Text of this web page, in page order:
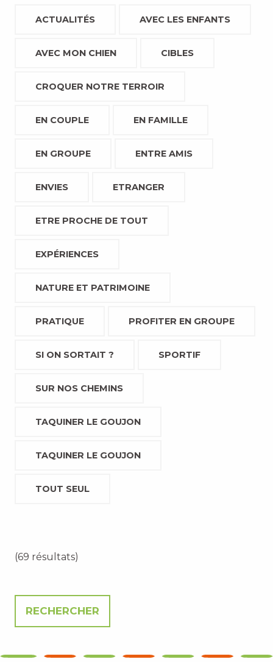
ACTUALITÉS AVEC LES ENFANTS
AVEC MON CHIEN CIBLES
CROQUER NOTRE TERROIR
EN COUPLE EN FAMILLE
EN GROUPE ENTRE AMIS
ENVIES ETRANGER
ETRE PROCHE DE TOUT
EXPÉRIENCES
NATURE ET PATRIMOINE
PRATIQUE PROFITER EN GROUPE
SI ON SORTAIT ? SPORTIF
SUR NOS CHEMINS
TAQUINER LE GOUJON
TAQUINER LE GOUJON
TOUT SEUL
(69 résultats)